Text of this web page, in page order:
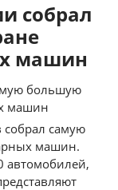
собрал
машин
самую
машин.
автомобилей,